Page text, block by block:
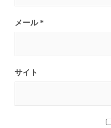
メール *
サイト